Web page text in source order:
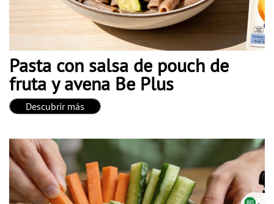
Pasta con salsa de pouch de
fruta y avena Be Plus
Descubrir más